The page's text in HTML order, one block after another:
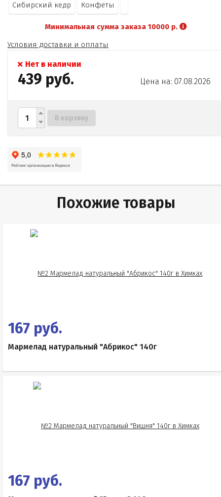
Сибирский кедр Конфеты
Минимальная сумма заказа 10000 р.
Условия доставки и оплаты
Нет в наличии
439 руб. Цена на: 07.08.2026
В корзину
Похожие товары
167 руб.
Мармелад натуральный "Абрикос" 140г
167 руб.